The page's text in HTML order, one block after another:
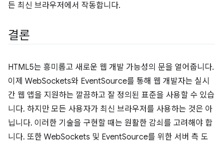
든 최신 브라우저에서 작동합니다.
결론
HTML5는 흥미롭고 새로운 웹 개발 가능성의 문을 열어줍니다.
이제 WebSockets와 EventSource를 통해 웹 개발자는 실시
간 웹 앱을 지원하는 깔끔하고 잘 정의된 표준을 사용할 수 있습
니다. 하지만 모든 사용자가 최신 브라우저를 사용하는 것은 아
닙니다. 이러한 기술을 구현할 때는 원활한 감쇠를 고려해야 합
니다. 또한 WebSockets 및 EventSource를 위한 서버 측 도